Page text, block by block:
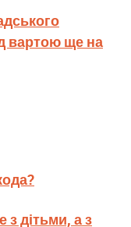
вартою ще на
дітьми, а з